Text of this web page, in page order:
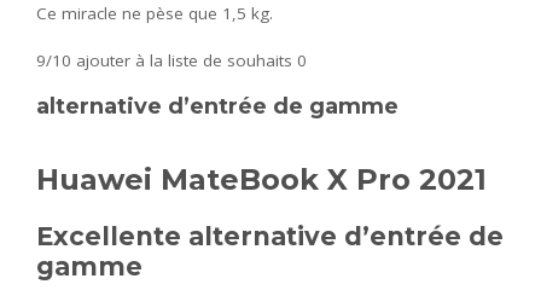
Ce miracle ne pèse que 1,5 kg.
9/10 ajouter à la liste de souhaits 0
alternative d’entrée de gamme
Huawei MateBook X Pro 2021
Excellente alternative d’entrée de
gamme